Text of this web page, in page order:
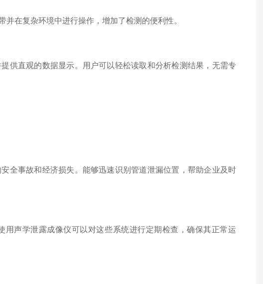
在复杂环境中进行操作，增加了检测的便利性。
直观的数据显示。用户可以轻松读取和分析检测结果，无需专
事故和经济损失。能够迅速识别管道泄漏位置，帮助企业及时
声学泄露成像仪可以对这些系统进行定期检查，确保其正常运